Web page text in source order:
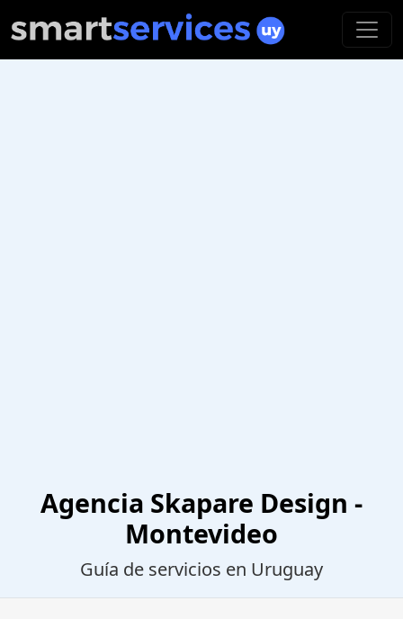
Agencia Skapare Design -
Montevideo
Guía de servicios en Uruguay